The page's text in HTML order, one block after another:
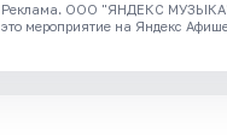
Реклама. ООО "ЯНДЕКС МУЗЫКА",
это мероприятие на Яндекс